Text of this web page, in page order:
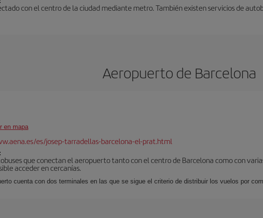
con el centro de la ciudad mediante metro. También existen servicios de
Aeropuerto de Barcelona
en mapa
es/josep-tarradellas-barcelona-el-prat.html
que conectan el aeropuerto tanto con el centro de Barcelona como con
acceder en cercanías.
cuenta con dos terminales en las que se sigue el criterio de distribuir los vuelos por